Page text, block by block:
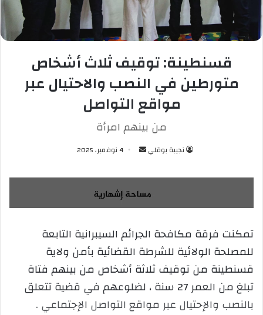
قسنطينة: توقيف ثلاث أشخاص
متورطين في النصب والاحتيال عبر
مواقع التواصل
من بينهم امرأة
نجيبة بوقلي
س
ل
ب
ي
ا
إ
ل
ك
4 نوفمبر، 2025
تمكنت فرقة مكافحة الجرائم السيبرانية التابعة
للمصلحة الولائية للشرطة القضائية بأمن ولاية
قسنطينة من توقيف ثلاثة أشخاص من بينهم فتاة
تبلغ من العمر 27 سنة ، لضلوعهم في قضية تتعلق
بالنصب والإحتيال عبر مواقع التواصل الإجتماعي .